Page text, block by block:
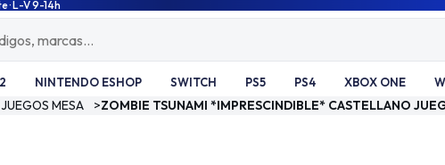
· L-V 9-14h
NINTENDO ESHOP SWITCH PS5 PS4 XBOX ONE
JUEGOS MESA >ZOMBIE TSUNAMI *IMPRESCINDIBLE* CASTELLANO